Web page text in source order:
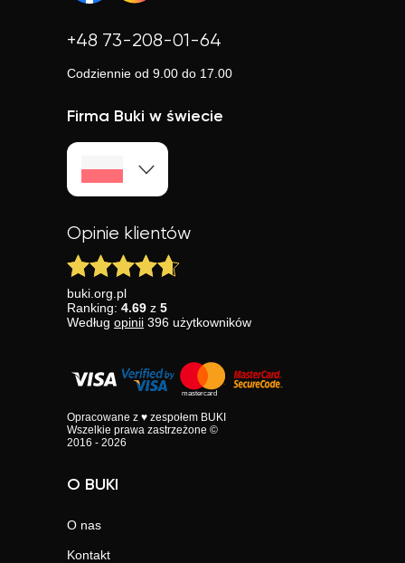
+48 73-208-01-64
Codziennie od 9.00 do 17.00
Firma Buki w świecie
Opinie klientów
buki.org.pl
Ranking: 4.69 z 5
Według opinii 396 użytkowników
Opracowane z ♥ zespołem BUKI
Wszelkie prawa zastrzeżone ©
2016 - 2026
O BUKI
O nas
Kontakt